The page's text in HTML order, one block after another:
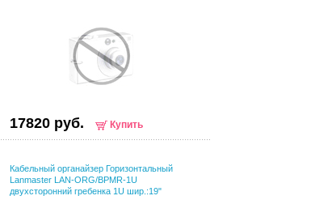
17820 руб. Купить
Кабельный органайзер Горизонтальный
Lanmaster LAN-ORG/BPMR-1U
двухсторонний гребенка 1U шир.:19"